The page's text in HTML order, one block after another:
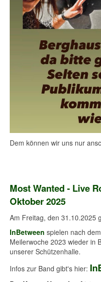
Dem können wir uns nur
Most Wanted - Live
Oktober2025
Am Freitag, den 31.10.2025
InBetween spielen nach
Meilerwoche 2023 wieder in
unserer Schützenhalle.
Infos zur Band gibt's hier: